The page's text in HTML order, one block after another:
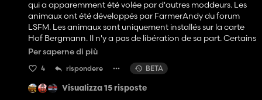
qui a apparemment été volée par d'autres moddeurs. Les
animaux ont été développés par FarmerAndy du forum
LSFM. Les animaux sont uniquement installés sur la carte
Hof Bergmann. Il n'y a pas de libération de sa part. Certains
bâtiments me semblent également très familiers d'autres
cartes (non-géants). Au moins dans le générique, vous
pourriez le mentionner si vous le volez.
Veuillez supprimer et supprimer les objets volés, en soi, la
carte est vraiment agréable.
Per saperne di più
4 rispondere BETA
Visualizza 15 risposte